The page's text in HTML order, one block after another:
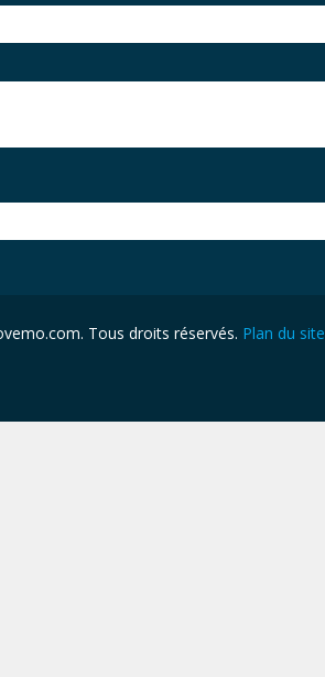
Tous droits réservés. Plan du site